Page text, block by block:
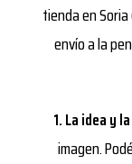
tienda en
envío a la
1. La idea y
imagen.